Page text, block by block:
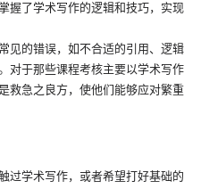
握了学术写作的逻辑和技巧，实现
见的错误，如不合适的引用、逻辑
对于那些课程考核主要以学术写作
救急之良方，使他们能够应对繁重
过学术写作，或者希望打好基础的